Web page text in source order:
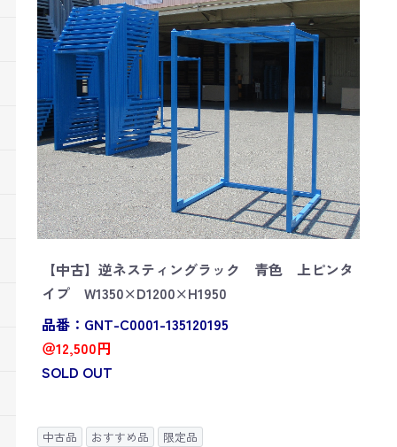
【中古】逆ネスティングラック 青色 上ピンタ
イプ W1350×D1200×H1950
品番：GNT-C0001-135120195
＠12,500円
SOLD OUT
中古品 おすすめ品 限定品